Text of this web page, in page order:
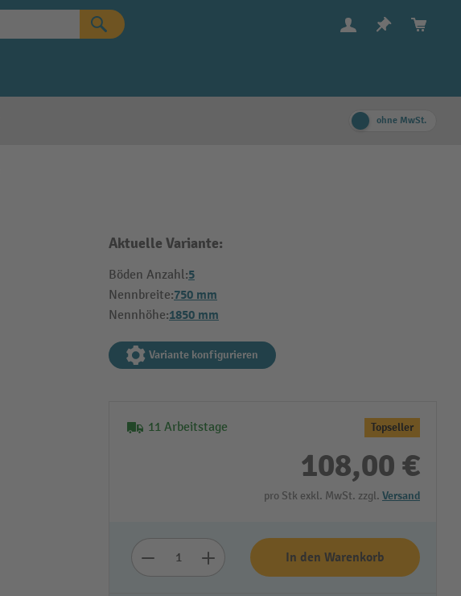
ohne MwSt.
Aktuelle Variante:
Böden Anzahl:5
Nennbreite:750 mm
Nennhöhe:1850 mm
Variante konfigurieren
11 Arbeitstage Topseller
108,00 €
pro Stk exkl. MwSt. zzgl. Versand
In den Warenkorb